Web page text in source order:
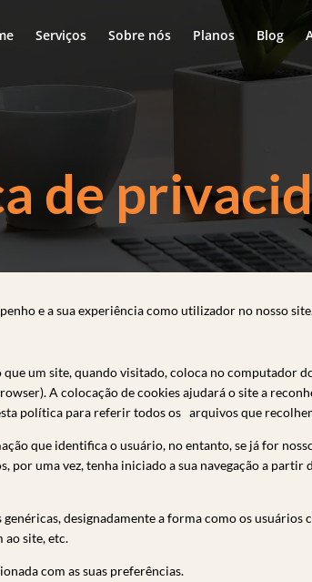
Serviços Sobre nós Planos Blog
de
e a sua experiência como utilizador no nosso
que um site, quando visitado, coloca no computador
A colocação de cookies ajudará o site a
política para referir todos os arquivos que
que identifica o usuário, no entanto, se já for
por uma vez, tenha iniciado a sua navegação a
designadamente a forma como os usuários
ao site, etc.
com as suas preferências.